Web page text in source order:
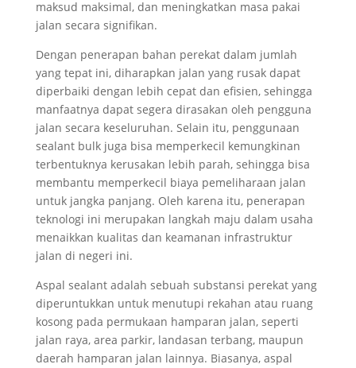
maksud maksimal, dan meningkatkan masa pakai
jalan secara signifikan.
Dengan penerapan bahan perekat dalam jumlah
yang tepat ini, diharapkan jalan yang rusak dapat
diperbaiki dengan lebih cepat dan efisien, sehingga
manfaatnya dapat segera dirasakan oleh pengguna
jalan secara keseluruhan. Selain itu, penggunaan
sealant bulk juga bisa memperkecil kemungkinan
terbentuknya kerusakan lebih parah, sehingga bisa
membantu memperkecil biaya pemeliharaan jalan
untuk jangka panjang. Oleh karena itu, penerapan
teknologi ini merupakan langkah maju dalam usaha
menaikkan kualitas dan keamanan infrastruktur
jalan di negeri ini.
Aspal sealant adalah sebuah substansi perekat yang
diperuntukkan untuk menutupi rekahan atau ruang
kosong pada permukaan hamparan jalan, seperti
jalan raya, area parkir, landasan terbang, maupun
daerah hamparan jalan lainnya. Biasanya, aspal